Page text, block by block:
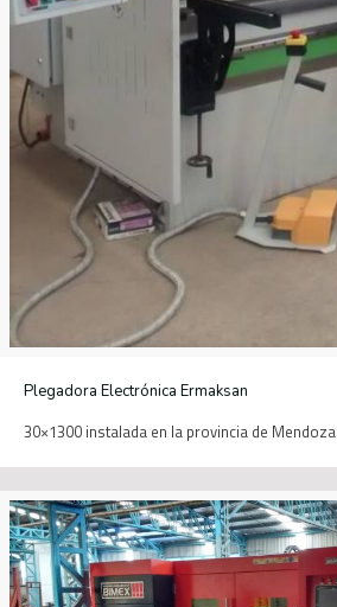
Plegadora Electrónica Ermaksan
30×1300 instalada en la provincia de Mendoza